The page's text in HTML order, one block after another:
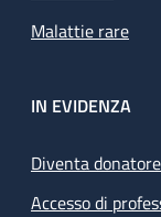
Malattie rare
IN EVIDENZA
Diventa
Accesso di